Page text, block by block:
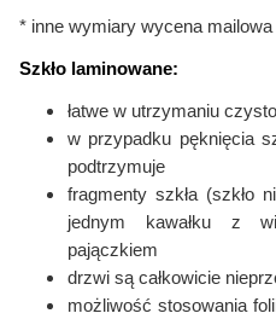
* inne wymiary wycena mailowa
Szkło laminowane:
łatwe w utrzymaniu
w przypadku pęknięcia
podtrzymuje
fragmenty szkła (szkło
jednym kawałku z
pajączkiem
drzwi są całkowicie
możliwość stosowania